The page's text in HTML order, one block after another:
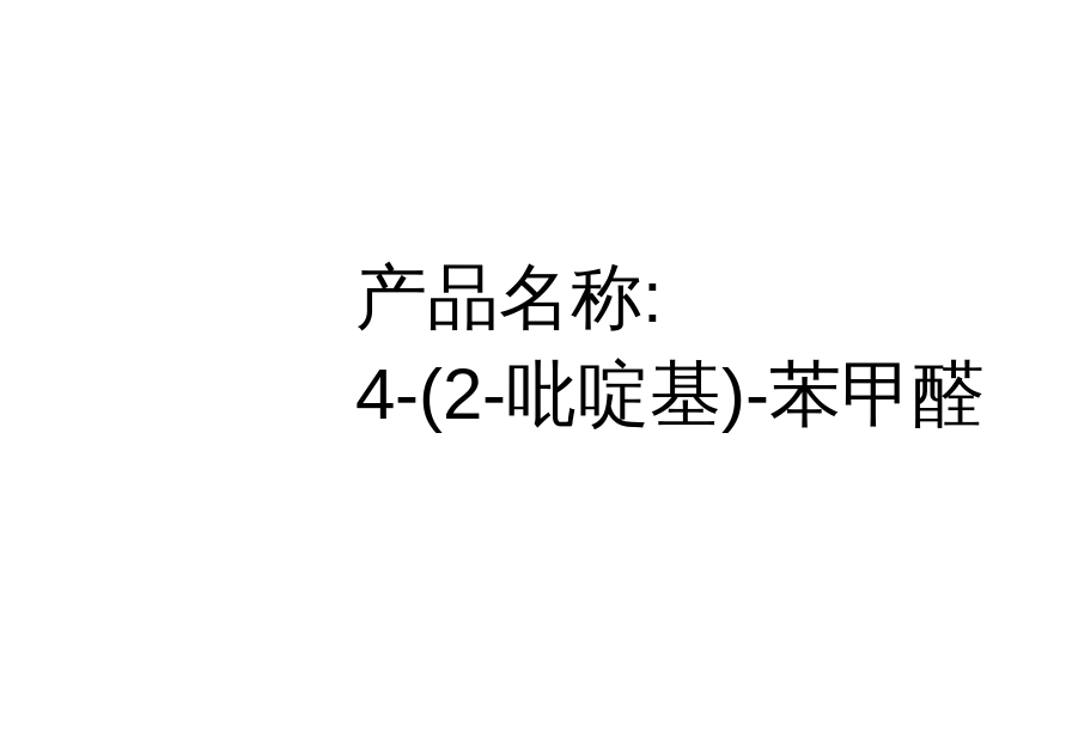
产品名称:
4-(2-吡啶基)-苯甲醛